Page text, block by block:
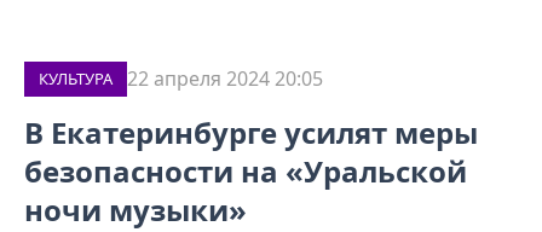
КУЛЬТУРА 22 апреля 2024 20:05
В Екатеринбурге усилят меры
безопасности на «Уральской
ночи музыки»